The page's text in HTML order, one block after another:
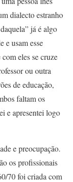
dialecto estranho
já é algo
e usam esse
eles se cruze
ou outra
de educação,
faltam os
e apresentei logo
e preocupação.
os profissionais
70 foi criada com